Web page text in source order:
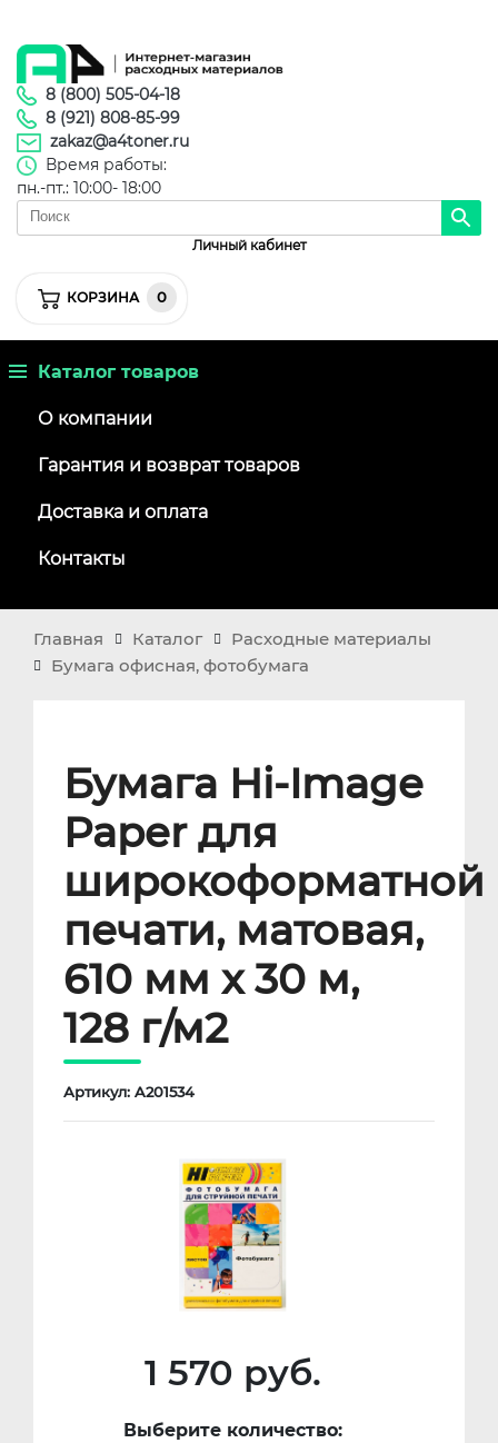
8 (800) 505-04-18
8 (921) 808-85-99
zakaz@a4toner.ru
Время работы:
пн.-пт.: 10:00- 18:00
Личный кабинет
КОРЗИНА 0
Каталог товаров
О компании
Гарантия и возврат товаров
Доставка и оплата
Контакты
Главная Каталог
Расходные материалы
Бумага офисная, фотобумага
Бумага Hi-Image
Paper для
широкоформатной
печати, матовая,
610 мм x 30 м,
128 г/м2
Артикул: A201534
1 570 руб.
Выберите количество: